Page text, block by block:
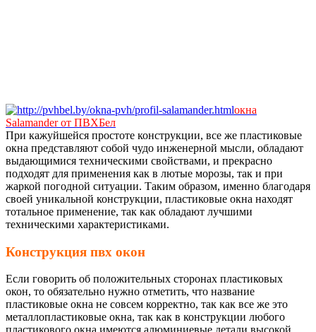
окна
Salamander от ПВХБел
При кажуйшейся простоте конструкции, все же пластиковые
окна представляют собой чудо инженерной мысли, обладают
выдающимися техническими свойствами, и прекрасно
подходят для применения как в лютые морозы, так и при
жаркой погодной ситуации. Таким образом, именно благодаря
своей уникальной конструкции, пластиковые окна находят
тотальное применение, так как обладают лучшими
техническими характеристиками.
Конструкция пвх окон
Если говорить об положительных сторонах пластиковых
окон, то обязательно нужно отметить, что название
пластиковые окна не совсем корректно, так как все же это
металлопластиковые окна, так как в конструкции любого